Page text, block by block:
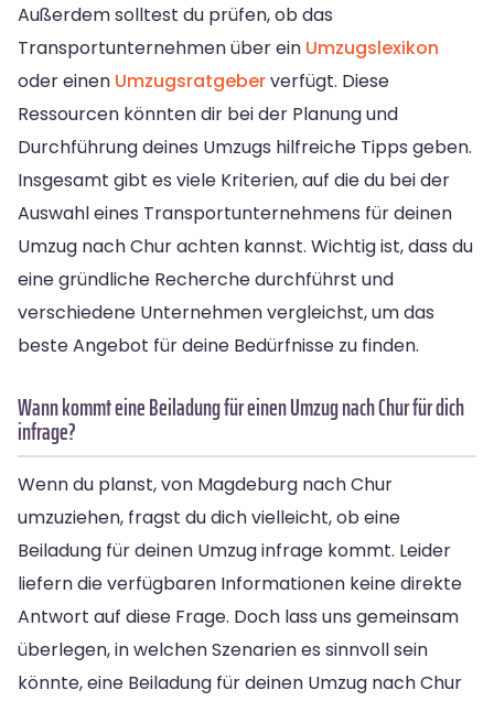
Außerdem solltest du prüfen, ob das
Transportunternehmen über ein Umzugslexikon
oder einen Umzugsratgeberverfügt. Diese
Ressourcen könnten dir bei der Planung und
Durchführung deines Umzugs hilfreiche Tipps geben.
Insgesamt gibt es viele Kriterien, auf die du bei der
Auswahl eines Transportunternehmens für deinen
Umzug nach Chur achten kannst. Wichtig ist, dass du
eine gründliche Recherche durchführst und
verschiedene Unternehmen vergleichst, um das
beste Angebot für deine Bedürfnisse zu finden.
Wann kommt eine Beiladung für einen Umzug nach Chur für dich
infrage?
Wenn du planst, von Magdeburg nach Chur
umzuziehen, fragst du dich vielleicht, ob eine
Beiladung für deinen Umzug infrage kommt. Leider
liefern die verfügbaren Informationen keine direkte
Antwort auf diese Frage. Doch lass uns gemeinsam
überlegen, in welchen Szenarien es sinnvoll sein
könnte, eine Beiladung für deinen Umzug nach Chur